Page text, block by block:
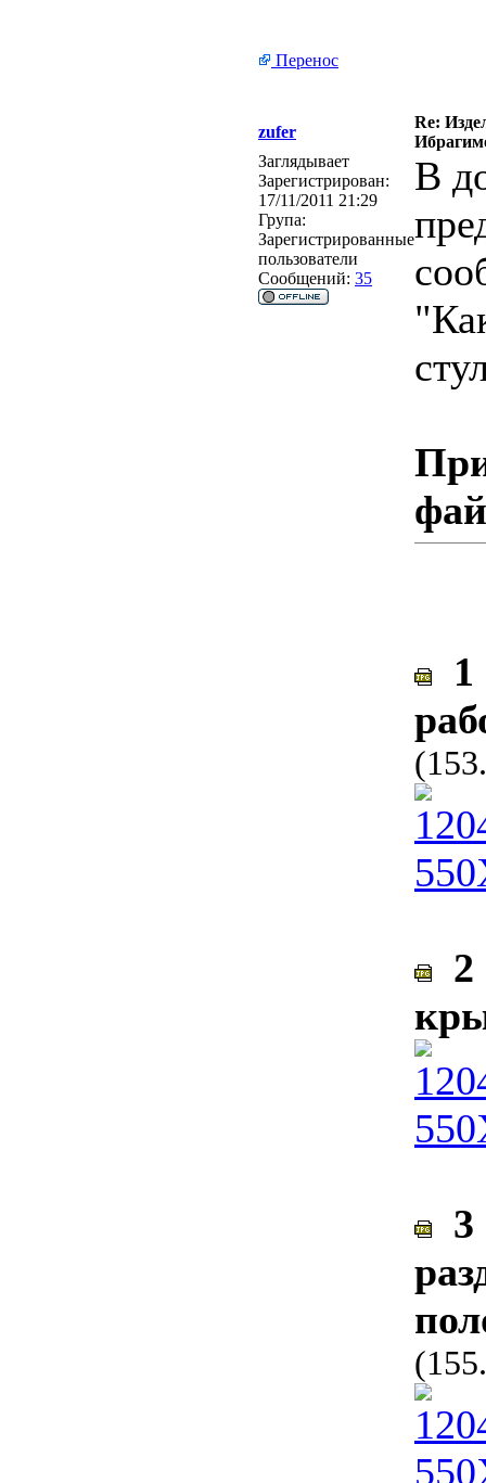
Перенос
zufer
Re:
Заглядывает
Зарегистрирован:
17/11/2011 21:29
Група:
Зарегистрированные
пользователи
Сообщений: 35
В
1
2
3